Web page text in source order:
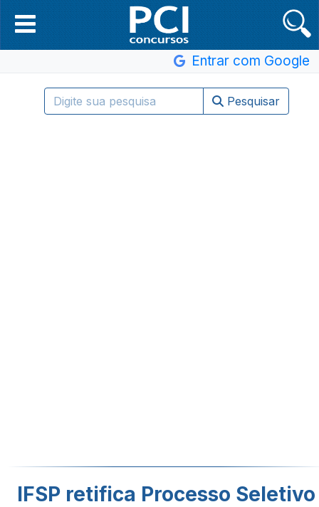
Entrar com Google
Pesquisar
IFSP retifica Processo Seletivo